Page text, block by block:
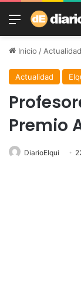
Menú
Inicio /Actualidad
Actualidad
Premio
DiarioElqui